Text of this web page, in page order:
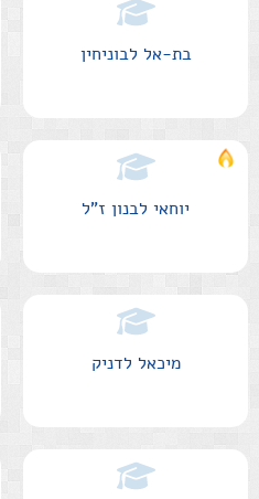
בת-אל לבוניחין
יוחאי לבנון ז"ל
מיכאל לדניק